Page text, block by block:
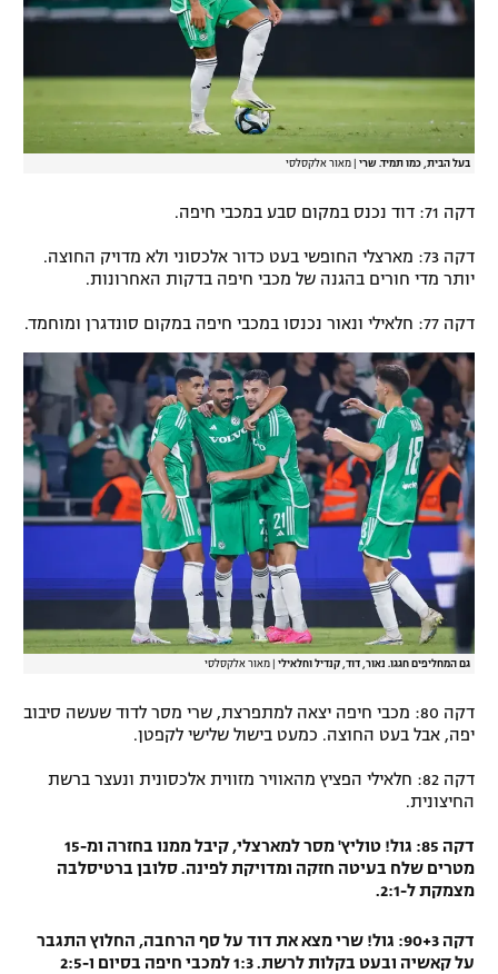
בעל הבית, כמו תמיד. שרי מאור אלקסלסי
דקה 71: דוד נכנס במקום סבע במכבי חיפה.
דקה 73: מארצלי החופשי בעט כדור אלכסוני ולא מדויק החוצה.
יותר מדי חורים בהגנה של מכבי חיפה בדקות האחרונות.
דקה 77: חלאילי ונאור נכנסו במכבי חיפה במקום סונדגרן ומוחמד.
גם המחליפים חגגו. נאור, דוד, קנדיל וחלאילי מאור אלקסלסי
דקה 80: מכבי חיפה יצאה למתפרצת, שרי מסר לדוד שעשה סיבוב
יפה, אבל בעט החוצה. כמעט בישול שלישי לקפטן.
דקה 82: חלאילי הפציץ מהאוויר מזווית אלכסונית ונעצר ברשת
החיצונית.
דקה 85: גול! טוליץ' מסר למארצלי, קיבל ממנו בחזרה ומ-15
מטרים שלח בעיטה חזקה ומדויקת לפינה. סלובן ברטיסלבה
מצמקת ל-2:1.
דקה 90+3: גול! שרי מצא את דוד על סף הרחבה, החלוץ התגבר
על קאשיה ובעט בקלות לרשת. 1:3 למכבי חיפה בסיום ו-2:5